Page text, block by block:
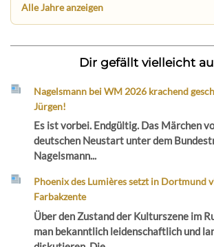
Alle Jahre anzeigen
Dir gefällt vielleicht
Nagelsmann bei WM 2026 krachend
Jürgen!
Es ist vorbei. Endgültig. Das Märchen
deutschen Neustart unter dem
Nagelsmann...
Phoenix des Lumières setzt in Dortmund
Farbakzente
Über den Zustand der Kulturszene im
man bekanntlich leidenschaftlich und